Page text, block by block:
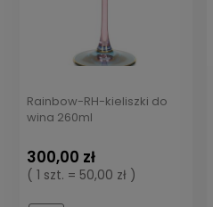
Rainbow-RH-kieliszki do
wina 260ml
300,00 zł
( 1 szt. = 50,00 zł )